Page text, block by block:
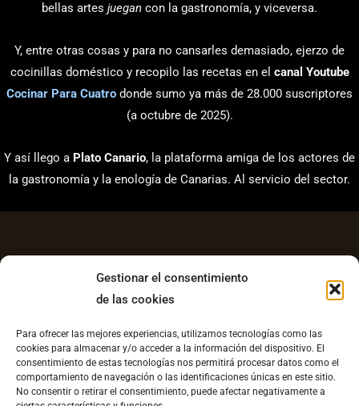
Gestionar el consentimiento
de las cookies
Para ofrecer las mejores experiencias, utilizamos tecnologías como las
cookies para almacenar y/o acceder a la información del dispositivo. El
consentimiento de estas tecnologías nos permitirá procesar datos como el
comportamiento de navegación o las identificaciones únicas en este sitio.
No consentir o retirar el consentimiento, puede afectar negativamente a
bellas artes juegan con la gastronomía, y viceversa.
Y, entre otras cosas y para no cansarles demasiado, ejerzo de
cocinillas doméstico y recopilo las recetas en el canal Youtube
Cocinar Para Cuatro donde sumo ya más de 28.000 suscriptores
(a octubre de 2025).
Y así llego a Plato Canario, la plataforma amiga de los actores de
la gastronomía y la enología de Canarias. Al servicio del sector.
Política de Privacidad
Contacto
Política de cookies UE